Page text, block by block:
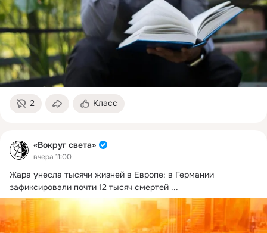
2 Класс
«Вокруг света»
вчера 11:00
Жара унесла тысячи жизней в Европе: в Германии
зафиксировали почти 12 тысяч смертей ...